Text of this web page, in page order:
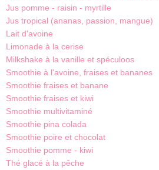
Jus pomme - raisin - myrtille
Jus tropical (ananas, passion, mangue)
Lait d'avoine
Limonade à la cerise
Milkshake à la vanille et spéculoos
Smoothie à l'avoine, fraises et bananes
Smoothie fraises et banane
Smoothie fraises et kiwi
Smoothie multivitaminé
Smoothie pina colada
Smoothie poire et chocolat
Smoothie pomme - kiwi
Thé glacé à la pêche